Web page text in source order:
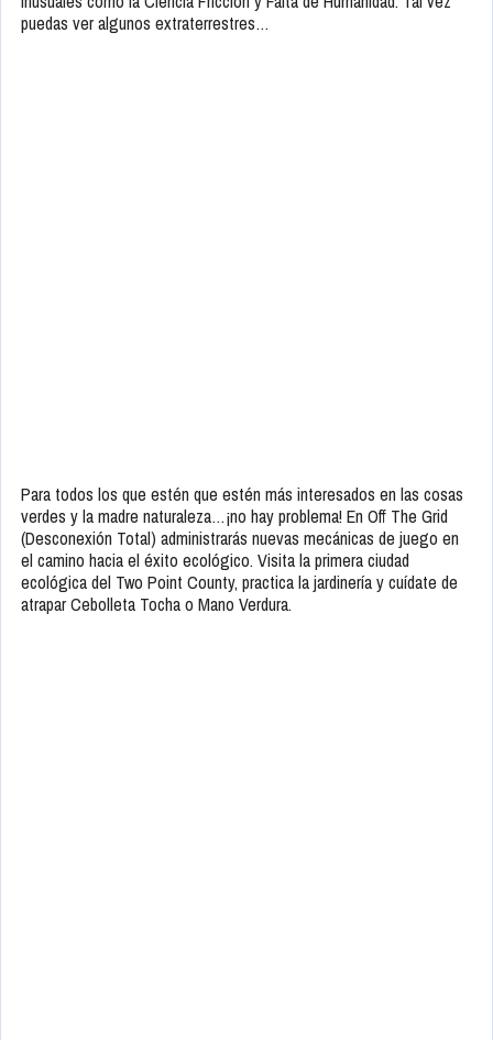
puedas ver algunos extraterrestres…
Para todos los que estén que estén más interesados en las cosas
verdes y la madre naturaleza…¡no hay problema! En Off The Grid
(Desconexión Total) administrarás nuevas mecánicas de juego en
el camino hacia el éxito ecológico. Visita la primera ciudad
ecológica del Two Point County, practica la jardinería y cuídate de
atrapar Cebolleta Tocha o Mano Verdura.